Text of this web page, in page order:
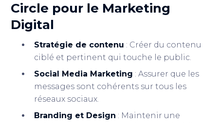
Circle pour le Marketing
Digital
Stratégie de contenu : Créer du contenu
ciblé et pertinent qui touche le public.
Social Media Marketing : Assurer que les
messages sont cohérents sur tous les
réseaux sociaux.
Branding et Design : Maintenir une